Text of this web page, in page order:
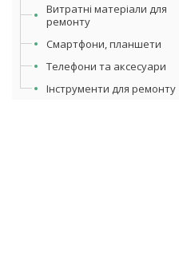
Витратні матеріали для
ремонту
Смартфони, планшети
Телефони та аксесуари
Інструменти для ремонту